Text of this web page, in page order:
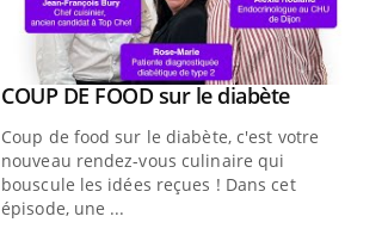
Youtube
COUP DE FOOD sur le diabèteYoutube
Coup de food sur le diabète, c'est votre
nouveau rendez-vous culinaire qui
bouscule les idées reçues ! Dans cet
épisode, une ...